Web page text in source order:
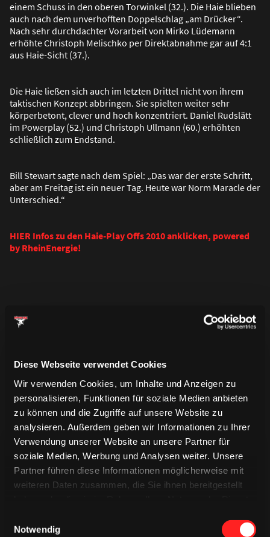
Diese Webseite verwendet Cookies
Wir verwenden Cookies, um Inhalte und Anzeigen zu
personalisieren, Funktionen für soziale Medien anbieten
zu können und die Zugriffe auf unsere Website zu
analysieren. Außerdem geben wir Informationen zu Ihrer
Verwendung unserer Website an unsere Partner für
soziale Medien, Werbung und Analysen weiter. Unsere
Partner führen diese Informationen möglicherweise mit
weiteren Daten zusammen, die Sie ihnen bereitgestellt
Notwendig
einem Schuss in den oberen Torwinkel (32.). Die Haie blieben
auch nach dem unverhofften Doppelschlag „am Drücker“.
Nach sehr durchdachter Vorarbeit von Mirko Lüdemann
erhöhte Christoph Melischko per Direktabnahme gar auf 4:1
aus Haie-Sicht (37.).
Die Haie ließen sich auch im letzten Drittel nicht von ihrem
taktischen Konzept abbringen. Sie spielten weiter sehr
körperbetont, clever und hoch konzentriert. Daniel Rudslätt
im Powerplay (52.) und Christoph Ullmann (60.) erhöhten
schließlich zum Endstand.
Bill Stewart sagte nach dem Spiel: „Das war der erste Schritt,
aber am Freitag ist ein neuer Tag. Heute war Norm Maracle der
Unterschied.“
HIER Infos zu den Haie-Play Offs 2010 anklicken, powered
by RheinEnergie!